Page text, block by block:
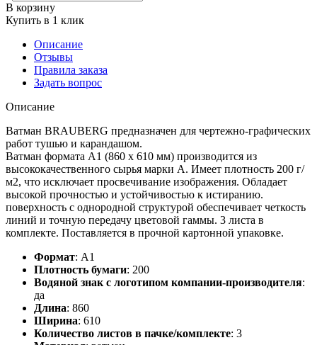
В корзину
Купить в 1 клик
Описание
Отзывы
Правила заказа
Задать вопрос
Описание
Ватман BRAUBERG предназначен для чертежно-графических
работ тушью и карандашом.
Ватман формата А1 (860 х 610 мм) производится из
высококачественного сырья марки А. Имеет плотность 200 г/
м2, что исключает просвечивание изображения. Обладает
высокой прочностью и устойчивостью к истиранию.
поверхность c однородной структурой обеспечивает четкость
линий и точную передачу цветовой гаммы. 3 листа в
комплекте. Поставляется в прочной картонной упаковке.
Формат: А1
Плотность бумаги: 200
Водяной знак с логотипом компании-производителя:
да
Длина: 860
Ширина: 610
Количество листов в пачке/комплекте: 3